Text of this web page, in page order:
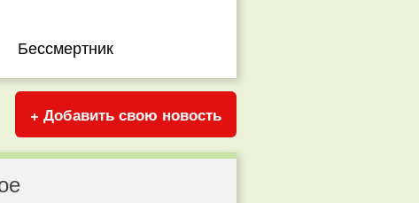
Бессмертник
+ Добавить свою новость